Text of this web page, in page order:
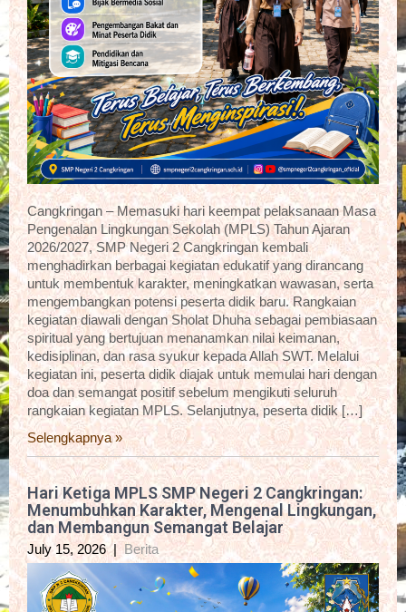
Cangkringan – Memasuki hari keempat pelaksanaan Masa
Pengenalan Lingkungan Sekolah (MPLS) Tahun Ajaran
2026/2027, SMP Negeri 2 Cangkringan kembali
menghadirkan berbagai kegiatan edukatif yang dirancang
untuk membentuk karakter, meningkatkan wawasan, serta
mengembangkan potensi peserta didik baru. Rangkaian
kegiatan diawali dengan Sholat Dhuha sebagai pembiasaan
spiritual yang bertujuan menanamkan nilai keimanan,
kedisiplinan, dan rasa syukur kepada Allah SWT. Melalui
kegiatan ini, peserta didik diajak untuk memulai hari dengan
doa dan semangat positif sebelum mengikuti seluruh
rangkaian kegiatan MPLS. Selanjutnya, peserta didik […]
Selengkapnya »
Hari Ketiga MPLS SMP Negeri 2 Cangkringan:
Menumbuhkan Karakter, Mengenal Lingkungan,
dan Membangun Semangat Belajar
July 15, 2026 |Berita